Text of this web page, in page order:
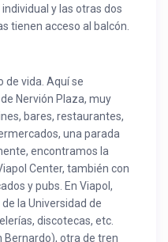
y las otras dos
tienen acceso al balcón.
de vida. Aquí se
Nervión Plaza, muy
bares, restaurantes,
una parada
encontramos la
Center, también con
y pubs. En Viapol,
la Universidad de
discotecas, etc.
Bernardo), otra de tren